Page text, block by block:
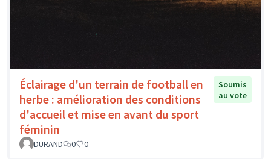
Éclairage d'un terrain de football en
herbe : amélioration des conditions
d'accueil et mise en avant du sport
féminin
Soumis
au vote
DURAND 0 0